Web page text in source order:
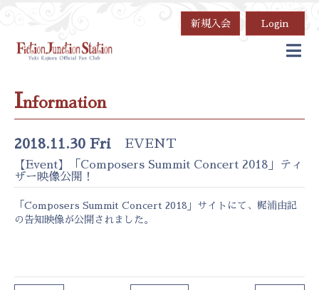
新規入会 Login
Information
2018.11.30 Fri EVENT
【Event】「Composers Summit Concert 2018」ティ
ザー映像公開！
「 Composers Summit Concert 2018 」サイトにて、梶浦由記
の告知映像が公開されました。